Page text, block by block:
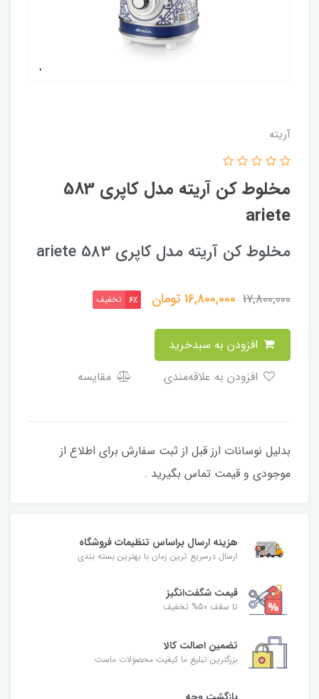
آریته
مخلوط کن آریته مدل کاپری 583
ariete
مخلوط کن آریته مدل کاپری 583 ariete
17,800,000
16,800,000تومان 6٪ تخفیف
مقایسه
بدلیل نوسانات ارز قبل از ثبت سفارش برای اطلاع از
موجودی و قیمت تماس بگیرید .
هزینه ارسال براساس تنظیمات فروشگاه
ارسال درسریع ترین زمان با بهترین بسته بندی
قیمت شگفت‌انگیز
تا سقف 50% تخفیف
تضمین اصالت کالا
بزرگترین تبلیغ ما کیفیت محصولات ماست.